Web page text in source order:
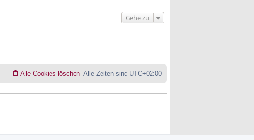
a
g
Gehe zu
Alle Zeiten sind UTC+02:00
Alle Cookies löschen